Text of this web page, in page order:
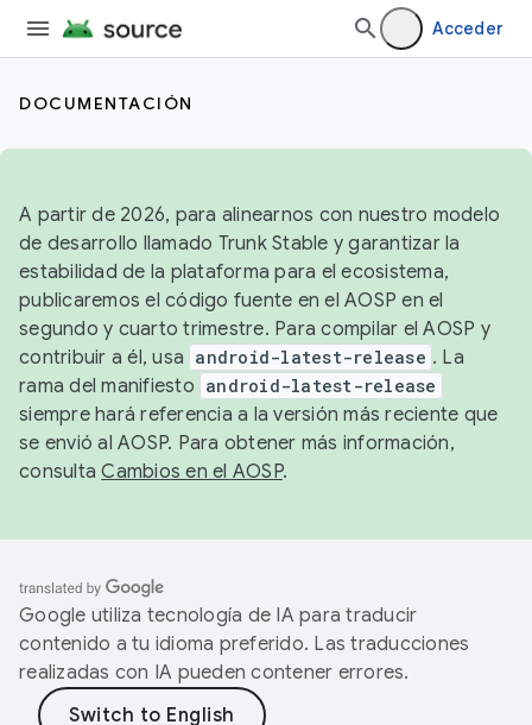
Acceder
DOCUMENTACIÓN
A partir de 2026, para alinearnos con nuestro modelo
de desarrollo llamado Trunk Stable y garantizar la
estabilidad de la plataforma para el ecosistema,
publicaremos el código fuente en el AOSP en el
segundo y cuarto trimestre. Para compilar el AOSP y
contribuir a él, usa android-latest-release . La
rama del manifiesto android-latest-release
siempre hará referencia a la versión más reciente que
se envió al AOSP. Para obtener más información,
consultaCambios en el AOSP.
Google utiliza tecnología de IA para traducir
contenido a tu idioma preferido. Las traducciones
realizadas con IA pueden contener errores.